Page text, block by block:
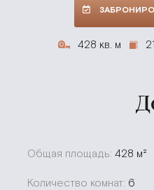
428 кв. м
Общая площадь: 428 м²
Количество комнат: 6